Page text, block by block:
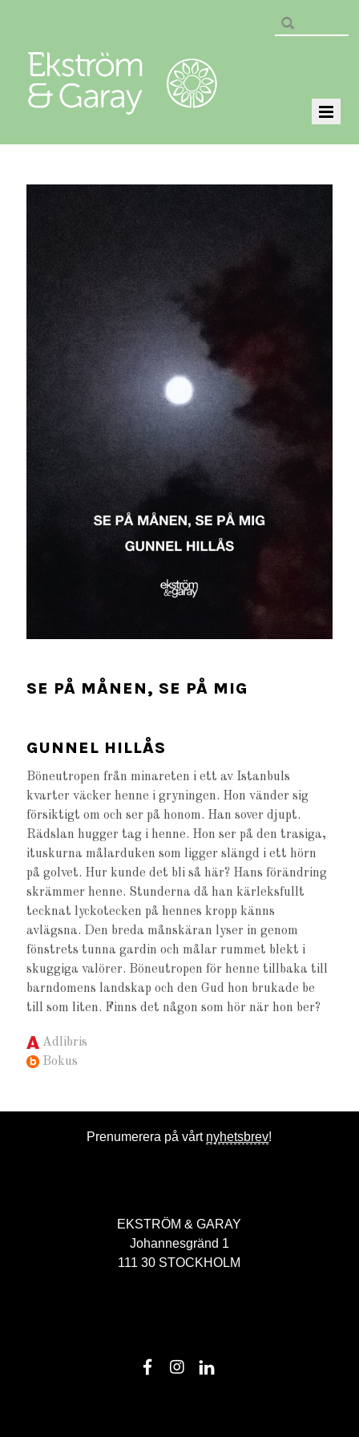
SE PÅ MÅNEN, SE PÅ MIG
GUNNEL HILLÅS
Böneutropen från minareten i ett av Istanbuls
kvarter väcker henne i gryningen. Hon vänder sig
försiktigt om och ser på honom. Han sover djupt.
Rädslan hugger tag i henne. Hon ser på den trasiga,
ituskurna målarduken som ligger slängd i ett hörn
på golvet. Hur kunde det bli så här? Hans förändring
skrämmer henne. Stunderna då han kärleksfullt
tecknat lyckotecken på hennes kropp känns
avlägsna. Den breda månskäran lyser in genom
fönstrets tunna gardin och målar rummet blekt i
skuggiga valörer. Böneutropen för henne tillbaka till
barndomens landskap och den Gud hon brukade be
till som liten. Finns det någon som hör när hon ber?
Adlibris
Bokus
Prenumerera på vårt nyhetsbrev!
EKSTRÖM & GARAY
Johannesgränd 1
111 30 STOCKHOLM